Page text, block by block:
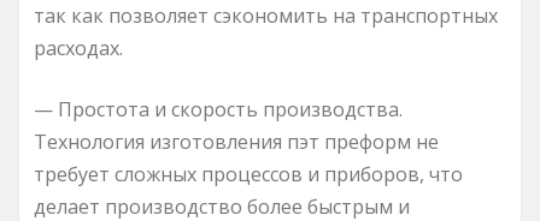
так как позволяет сэкономить на транспортных
расходах.
— Простота и скорость производства.
Технология изготовления пэт преформ не
требует сложных процессов и приборов, что
делает производство более быстрым и